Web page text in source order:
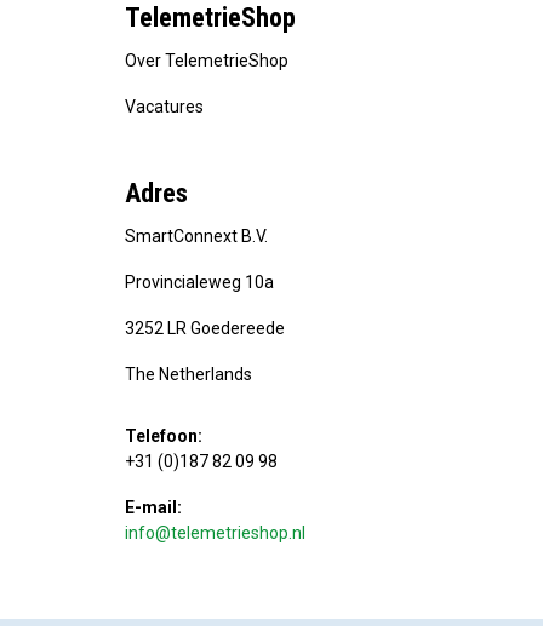
TelemetrieShop
Over TelemetrieShop
Vacatures
Adres
SmartConnext B.V.
Provincialeweg 10a
3252 LR Goedereede
The Netherlands
Telefoon:
+31 (0)187 82 09 98
E-mail:
info@telemetrieshop.nl